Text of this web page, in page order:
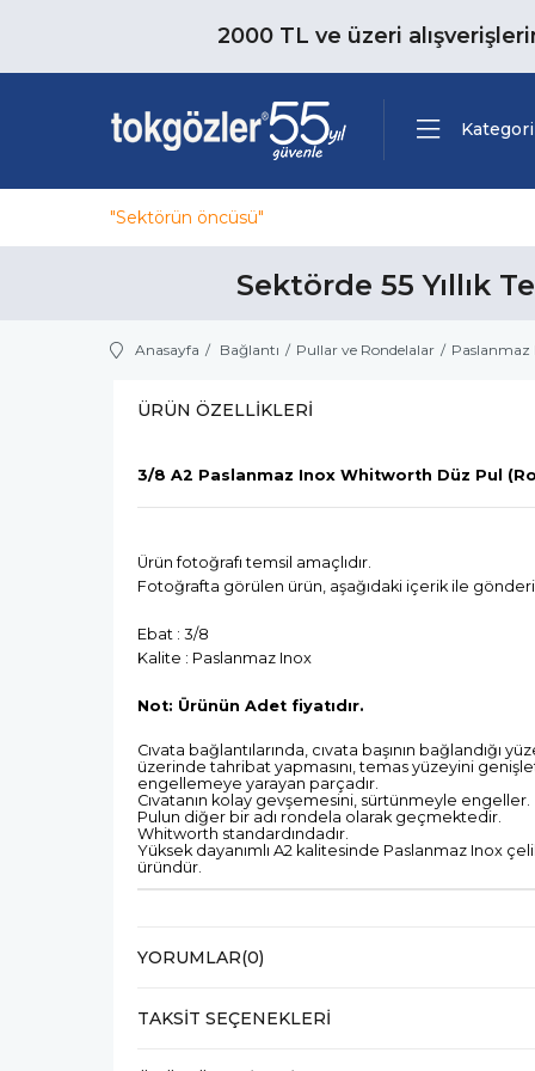
2000 TL ve üzeri
"Sektörün öncüsü"
Sektörde 55 Yıllık
Anasayfa Bağlantı Pullar ve Rondelalar
ÜRÜN ÖZELLIKLERI
3/8 A2 Paslanmaz Inox Whitworth Düz Pul
Ürün fotoğrafı temsil amaçlıdır.
Fotoğrafta görülen ürün, aşağıdaki içerik ile
Ebat : 3/8
Kalite : Paslanmaz Inox
Not: Ürünün Adet fiyatıdır.
Cıvata bağlantılarında, cıvata başının bağlandığı
üzerinde tahribat yapmasını, temas yüzeyini
engellemeye yarayan parçadır.
Cıvatanın kolay gevşemesini, sürtünmeyle engeller.
Pulun diğer bir adı rondela olarak geçmektedir.
Whitworth standardındadır.
Yüksek dayanımlı A2 kalitesinde Paslanmaz Inox
üründür.
YORUMLAR(0)
TAKSIT SEÇENEKLERI